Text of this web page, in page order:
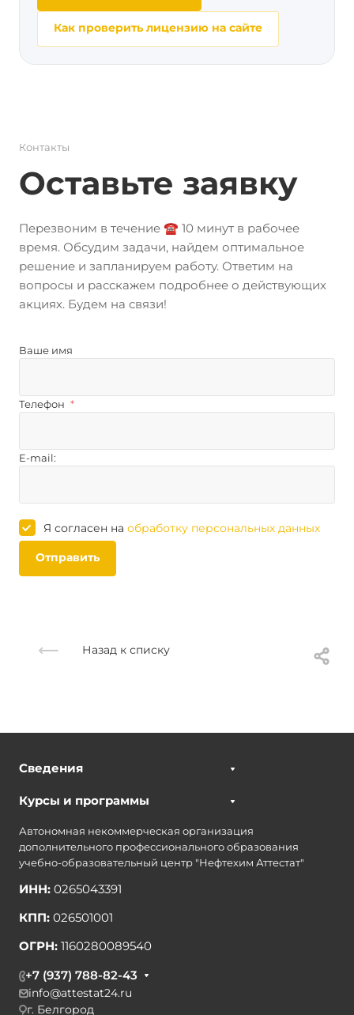
Как проверить лицензию на сайте
Контакты
Оставьте заявку
Перезвоним в течение ☎️ 10 минут в рабочее
время. Обсудим задачи, найдем оптимальное
решение и запланируем работу. Ответим на
вопросы и расскажем подробнее о действующих
акциях. Будем на связи!
Ваше имя
Телефон *
E-mail:
Я согласен на обработку персональных данных
Отправить
Назад к списку
Сведения
Курсы и программы
Автономная некоммерческая организация
дополнительного профессионального образования
учебно-образовательный центр "Нефтехим Аттестат"
ИНН: 0265043391
КПП: 026501001
ОГРН: 1160280089540
+7 (937) 788-82-43
info@attestat24.ru
г. Белгород